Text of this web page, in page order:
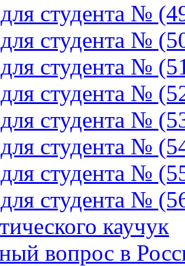
студента №
студента №
студента №
студента №
студента №
студента №
студента №
студента №
каучук
вопрос в